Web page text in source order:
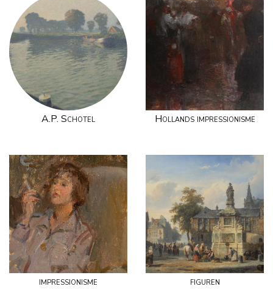
A.P. Schotel Hollands impressionisme
impressionisme figuren